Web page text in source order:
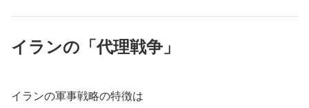
イランの「代理戦争」
イランの軍事戦略の特徴は